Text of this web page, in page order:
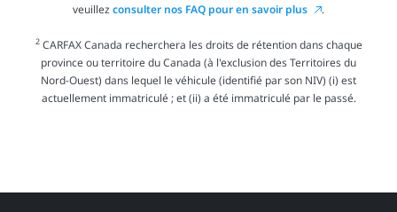
veuillezconsulter nos FAQ pour en savoir plus .
2CARFAX Canada recherchera les droits de rétention dans chaque
province ou territoire du Canada (à l'exclusion des Territoires du
Nord-Ouest) dans lequel le véhicule (identifié par son NIV) (i) est
actuellement immatriculé ; et (ii) a été immatriculé par le passé.